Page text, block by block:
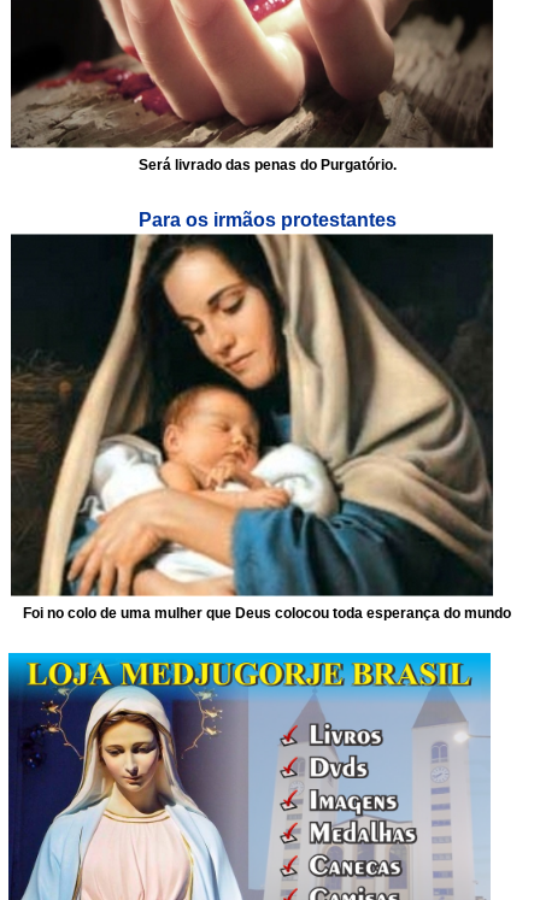
Será livrado das penas do Purgatório.
Para os irmãos protestantes
Foi no colo de uma mulher que Deus colocou toda esperança do mundo